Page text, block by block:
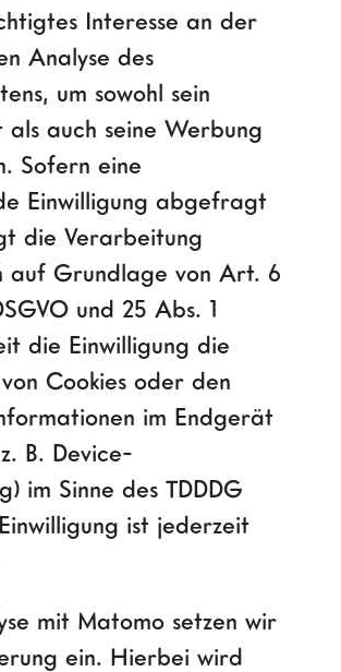
Interesse an der
Analyse des
um sowohl sein
auch seine Werbung
Sofern eine
Einwilligung abgefragt
die Verarbeitung
auf Grundlage von Art. 6
und 25 Abs. 1
die Einwilligung die
Cookies oder den
im Endgerät
B. Device-
im Sinne des TDDDG
ist jederzeit
mit Matomo setzen wir
ein. Hierbei wird